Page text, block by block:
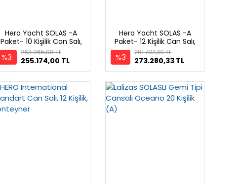
Hero Yacht SOLAS -A
Paket- 10 Kişilik Can Salı,
Konteyner
%3 255.174,00 TL
263.065,98 TL
Hero Yacht SOLAS -A
Paket- 12 Kişilik Can Salı,
Konteyner
%3 273.280,33 TL
281.732,30 TL